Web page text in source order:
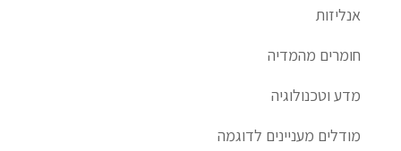
אנליזות
חומרים מהמדיה
מדע וטכנולוגיה
מודלים מעניינים לדוגמה